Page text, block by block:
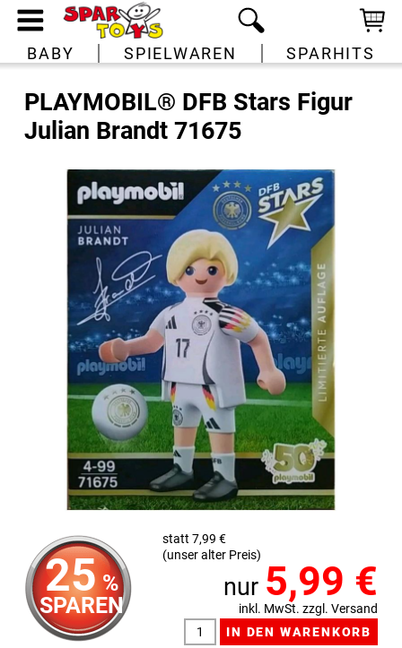
BABY SPIELWAREN SPARHITS
PLAYMOBIL® DFB Stars Figur
Julian Brandt 71675
25 %
SPAREN
statt 7,99 €
(unser alter Preis)
nur 5,99 €
inkl. MwSt. zzgl. Versand